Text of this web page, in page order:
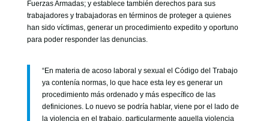
Fuerzas Armadas; y establece también derechos para sus
trabajadores y trabajadoras en términos de proteger a quienes
han sido víctimas, generar un procedimiento expedito y oportuno
para poder responder las denuncias.
“En materia de acoso laboral y sexual el Código del Trabajo
ya contenía normas, lo que hace esta ley es generar un
procedimiento más ordenado y más específico de las
definiciones. Lo nuevo se podría hablar, viene por el lado de
la violencia en el trabajo, particularmente aquella violencia